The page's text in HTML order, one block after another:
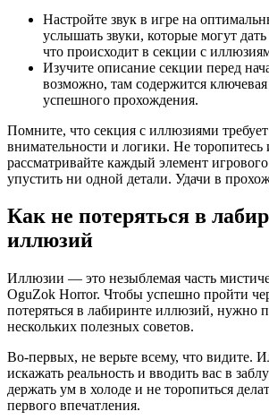
Настройте звук в игре на
услышать звуки, которые могут
что происходит в секции с
Изучите описание секции перед
возможно, там содержится
успешного прохождения.
Помните, что секция с иллюзиями
внимательности и логики. Не
рассматривайте каждый элемент
упустить ни одной детали. Удачи в
Как не потеряться в
иллюзий
Иллюзии — это незыблемая часть
OguZok Horror. Чтобы успешно пройти
потеряться в лабиринте иллюзий, нужно
нескольких полезных советов.
Во-первых, не верьте всему, что видите.
искажать реальность и вводить вас в
держать ум в холоде и не торопиться
первого впечатления.